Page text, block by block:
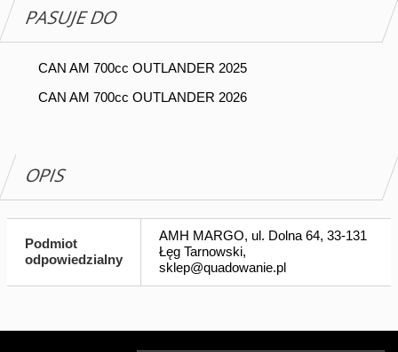
PASUJE DO
CAN AM 700cc OUTLANDER 2025
CAN AM 700cc OUTLANDER 2026
OPIS
Podmiot
odpowiedzialny
AMH MARGO, ul. Dolna 64, 33-131
Łęg Tarnowski,
sklep@quadowanie.pl